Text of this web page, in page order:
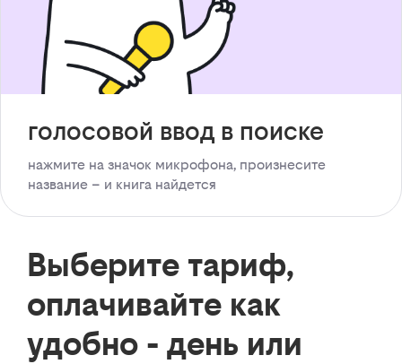
голосовой ввод в поиске
нажмите на значок микрофона, произнесите
название – и книга найдется
Выберите тариф,
оплачивайте как
удобно - день или